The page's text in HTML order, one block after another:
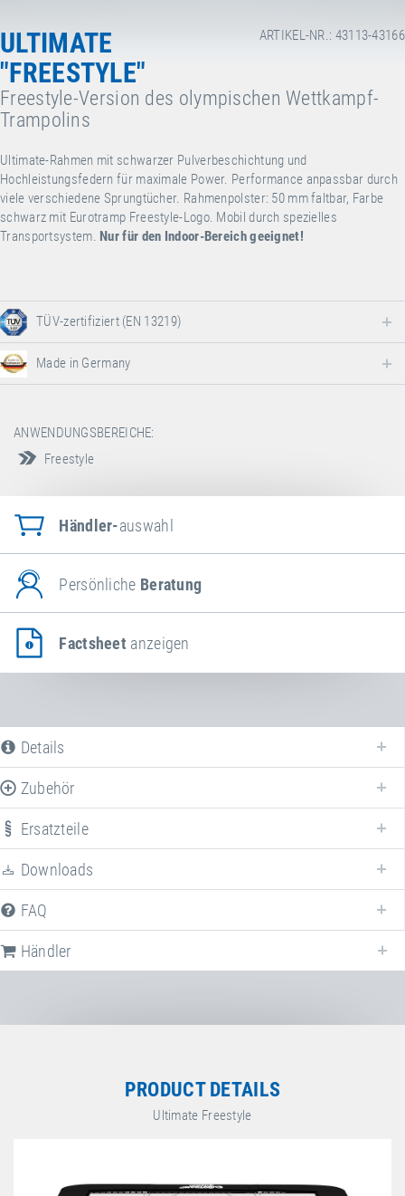
ARTIKEL-NR.: 43113-43166
ULTIMATE
"FREESTYLE"
Freestyle-Version des olympischen Wettkampf-
Trampolins
Ultimate-Rahmen mit schwarzer Pulverbeschichtung und
Hochleistungsfedern für maximale Power. Performance anpassbar durch
viele verschiedene Sprungtücher. Rahmenpolster: 50 mm faltbar, Farbe
schwarz mit Eurotramp Freestyle-Logo. Mobil durch spezielles
Transportsystem. Nur für den Indoor-Bereich geeignet!
TÜV-zertifiziert (EN 13219)
Made in Germany
ANWENDUNGSBEREICHE:
Freestyle
Händler-auswahl
Persönliche Beratung
Factsheet anzeigen
Details
Zubehör
Erweitern Sie IhrUltimate "Freestyle"mit verschiedenem Zubehör!
Zusatz-Rahmengestelle
Ultimate "Freestyle"
Art.-Nr.: 28600F
Ersatzteile
Downloads
FAQ
Händler
PRODUCT DETAILS
Ultimate Freestyle